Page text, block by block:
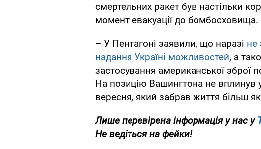
смертельних ракет був настільки
момент евакуації до бомбосховища.
– У Пентагоні заявили, що наразі не
надання Україні можливостей, а
застосування американської зброї
На позицію Вашингтона не вплинув
вересня, який забрав життя більш
Лише перевірена інформація у нас у
Не ведіться на фейки!